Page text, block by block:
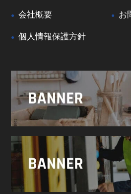
会社概要 お
個人情報保護方針